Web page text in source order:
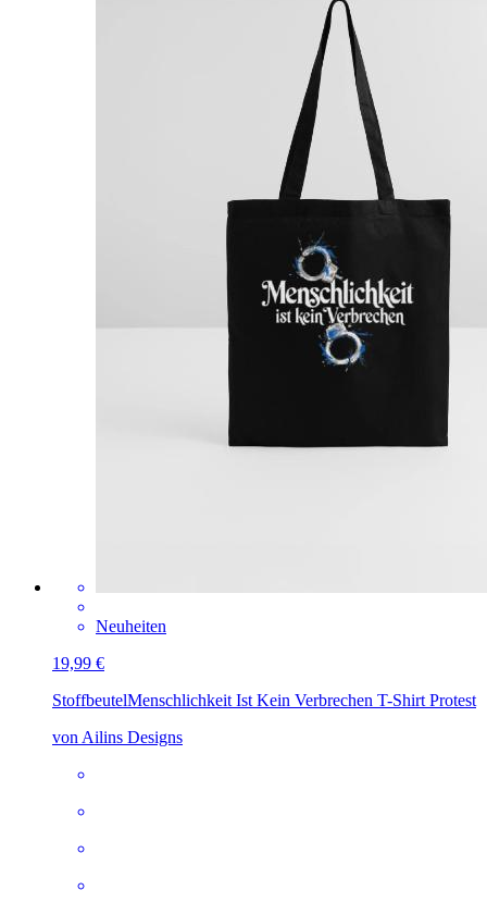
Neuheiten
19,99 €
StoffbeutelMenschlichkeit Ist Kein Verbrechen T-Shirt Protest
von Ailins Designs